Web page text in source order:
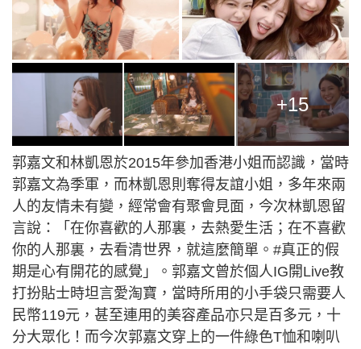
+15
郭嘉文和林凱恩於2015年參加香港小姐而認識，當時
郭嘉文為季軍，而林凱恩則奪得友誼小姐，多年來兩
人的友情未有變，經常會有聚會見面，今次林凱恩留
言說：「在你喜歡的人那裏，去熱愛生活；在不喜歡
你的人那裏，去看清世界，就這麼簡單。#真正的假
期是心有開花的感覺」。郭嘉文曾於個人IG開Live教
打扮貼士時坦言愛淘寶，當時所用的小手袋只需要人
民幣119元，甚至連用的美容產品亦只是百多元，十
分大眾化！而今次郭嘉文穿上的一件綠色T恤和喇叭